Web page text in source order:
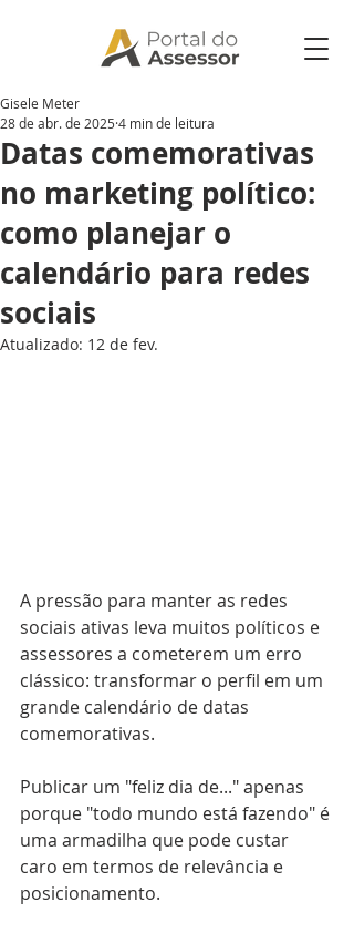
Datas comemorativas
no marketing político:
como planejar o
calendário para redes
sociais
Gisele Meter
28 de abr. de 2025 4 min de leitura
Atualizado: 12 de fev.
A pressão para manter as redes
sociais ativas leva muitos políticos e
assessores a cometerem um erro
clássico: transformar o perfil em um
grande calendário de datas
comemorativas.
Publicar um "feliz dia de..." apenas
porque "todo mundo está fazendo" é
uma armadilha que pode custar
caro em termos de relevância e
posicionamento.